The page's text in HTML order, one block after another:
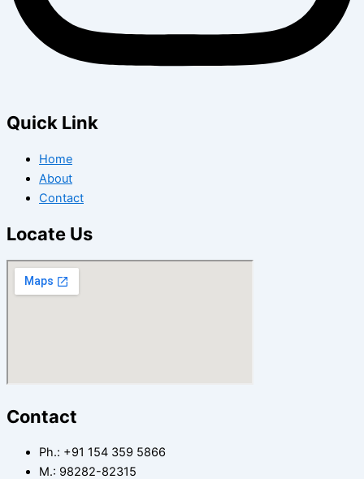
Quick Link
Home
About
Contact
Locate Us
Contact
Ph.: +91 154 359 5866
Μ.: 98282-82315